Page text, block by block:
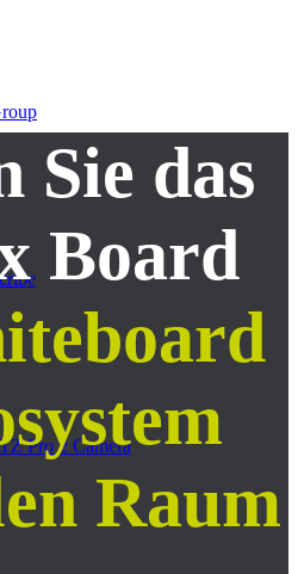
Pro 2 Camera
Sie das
Board
Raum